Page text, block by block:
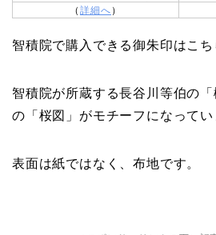
（ 詳細へ ）
智積院で購入できる御朱印はこち
智積院が所蔵する長谷川等伯の
の「桜図」がモチーフになってい
表面は紙ではなく、布地です。